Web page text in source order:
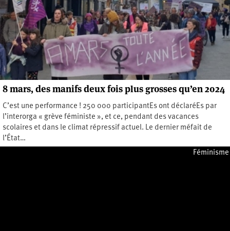
8 mars, des manifs deux fois plus grosses qu’en 2024
C’est une performance ! 250 000 participantEs ont déclaréEs par
l’interorga « grève féministe », et ce, pendant des vacances
scolaires et dans le climat répressif actuel. Le dernier méfait de
l’État…
Mardi 11 mars 2025
Féminisme